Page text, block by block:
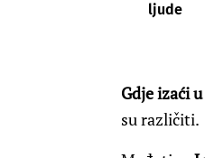
ljude
Gdje izaći
su različiti.